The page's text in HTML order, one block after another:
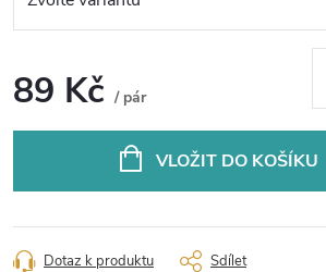
89 Kč / pár
VLOŽIT DO KOŠÍKU
Dotaz k produktu Sdílet